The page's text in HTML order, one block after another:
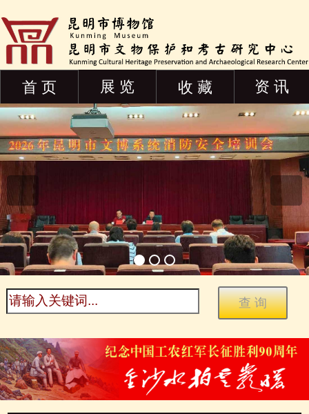
首 页 展 览 收 藏 资 讯